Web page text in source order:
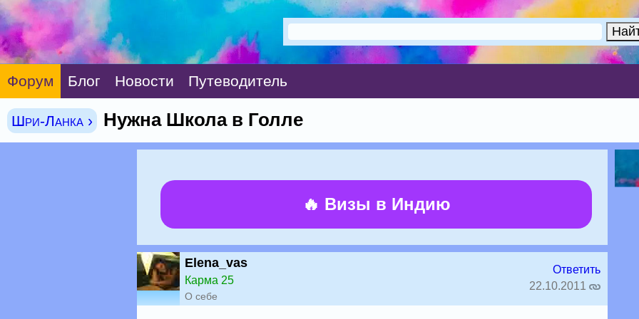
Форум Блог Новости Путеводитель
Шри-Ланка › Нужна Школа в Голле
🔥 Визы в Индию
Elena_vas
Карма 25
О себе
Ответить
22.10.2011